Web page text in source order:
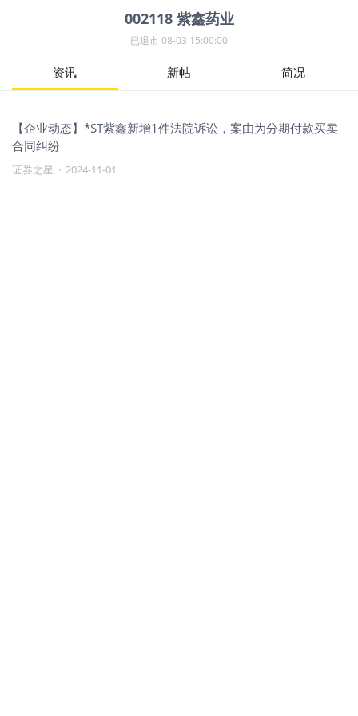
002118 紫鑫药业
已退市08-03 15:00:00
资讯 新帖 简况
【企业动态】*ST紫鑫新增1件法院诉讼，案由为分期付款买卖
合同纠纷
证券之星 · 2024-11-01